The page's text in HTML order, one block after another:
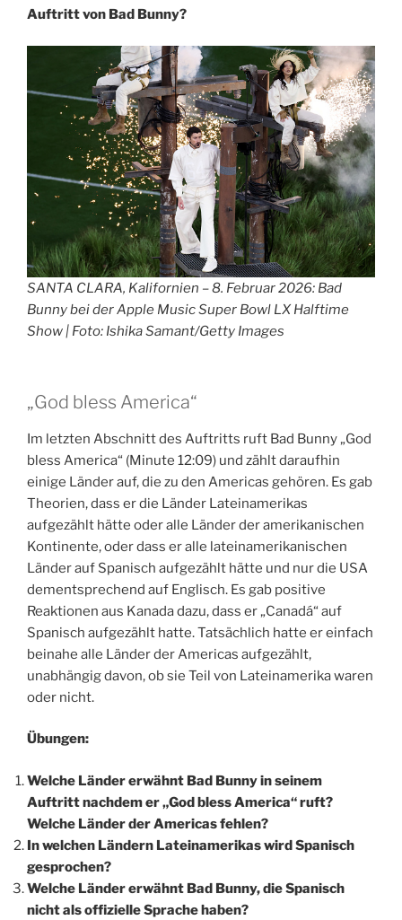
Auftritt von Bad Bunny?
SANTA CLARA, Kalifornien – 8. Februar 2026: Bad
Bunny bei der Apple Music Super Bowl LX Halftime
Show | Foto: Ishika Samant/Getty Images
„God bless America“
Im letzten Abschnitt des Auftritts ruft Bad Bunny „God
bless America“ (Minute 12:09) und zählt daraufhin
einige Länder auf, die zu den Americas gehören. Es gab
Theorien, dass er die Länder Lateinamerikas
aufgezählt hätte oder alle Länder der amerikanischen
Kontinente, oder dass er alle lateinamerikanischen
Länder auf Spanisch aufgezählt hätte und nur die USA
dementsprechend auf Englisch. Es gab positive
Reaktionen aus Kanada dazu, dass er „Canadá“ auf
Spanisch aufgezählt hatte. Tatsächlich hatte er einfach
beinahe alle Länder der Americas aufgezählt,
unabhängig davon, ob sie Teil von Lateinamerika waren
oder nicht.
Übungen:
Welche Länder erwähnt Bad Bunny in seinem
Auftritt nachdem er „God bless America“ ruft?
Welche Länder der Americas fehlen?
In welchen Ländern Lateinamerikas wird Spanisch
gesprochen?
Welche Länder erwähnt Bad Bunny, die Spanisch
nicht als offizielle Sprache haben?